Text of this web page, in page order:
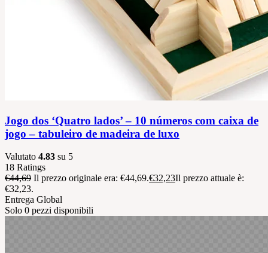
Jogo dos ‘Quatro lados’ – 10 números com caixa de
jogo – tabuleiro de madeira de luxo
Valutato 4.83 su 5
18 Ratings
€44,69 Il prezzo originale era: €44,69.€32,23Il prezzo attuale è:
€32,23.
Entrega Global
Solo 0 pezzi disponibili